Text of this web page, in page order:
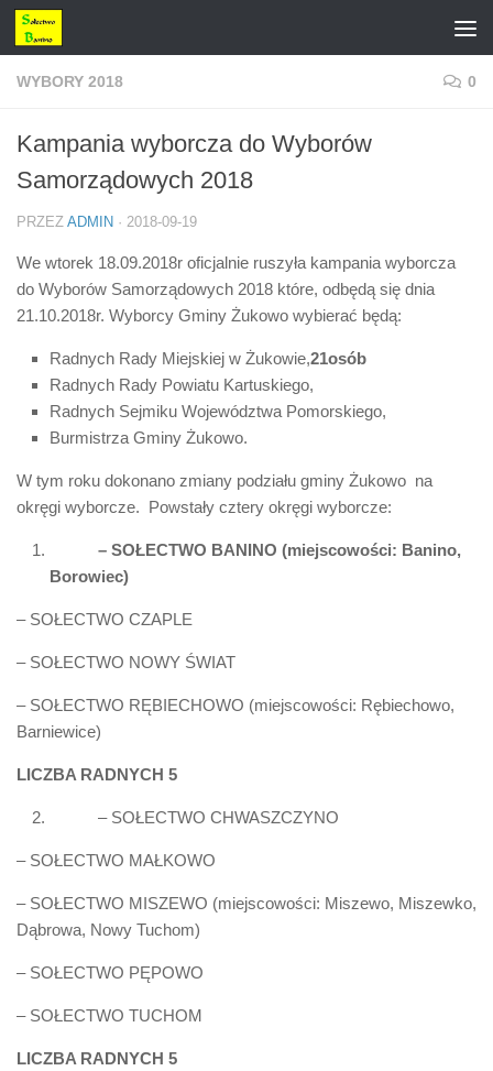
Przejdź do treści
WYBORY 2018 0
Kampania wyborcza do Wyborów
Samorządowych 2018
PRZEZ ADMIN · 2018-09-19
We wtorek 18.09.2018r oficjalnie ruszyła kampania wyborcza
do Wyborów Samorządowych 2018 które, odbędą się dnia
21.10.2018r. Wyborcy Gminy Żukowo wybierać będą:
Radnych Rady Miejskiej w Żukowie,21osób
Radnych Rady Powiatu Kartuskiego,
Radnych Sejmiku Województwa Pomorskiego,
Burmistrza Gminy Żukowo.
W tym roku dokonano zmiany podziału gminy Żukowo na
okręgi wyborcze. Powstały cztery okręgi wyborcze:
– SOŁECTWO BANINO (miejscowości: Banino,
Borowiec)
– SOŁECTWO CZAPLE
– SOŁECTWO NOWY ŚWIAT
– SOŁECTWO RĘBIECHOWO (miejscowości: Rębiechowo,
Barniewice)
LICZBA RADNYCH 5
– SOŁECTWO CHWASZCZYNO
– SOŁECTWO MAŁKOWO
– SOŁECTWO MISZEWO (miejscowości: Miszewo, Miszewko,
Dąbrowa, Nowy Tuchom)
– SOŁECTWO PĘPOWO
– SOŁECTWO TUCHOM
LICZBA RADNYCH 5